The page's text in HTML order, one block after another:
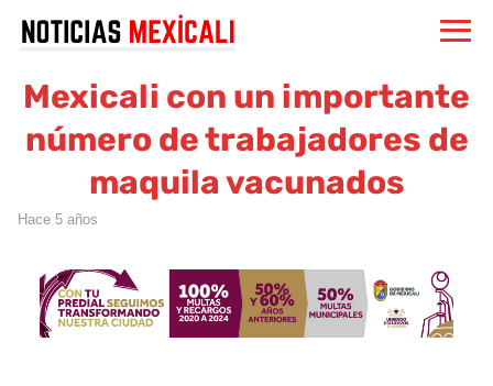
Mexicali con un importante
número de trabajadores de
maquila vacunados
hace 5 años